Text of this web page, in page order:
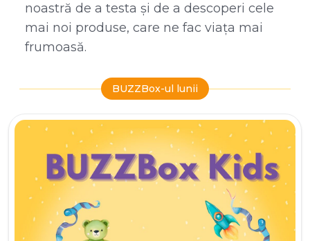
noastră de a testa și de a descoperi cele
mai noi produse, care ne fac viața mai
frumoasă.
BUZZBox-ul lunii